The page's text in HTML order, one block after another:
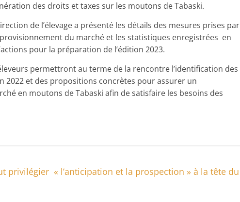
des droits et taxes sur les moutons de Tabaski.
de l’élevage a présenté les détails des mesures prises par
du marché et les statistiques enregistrées en
pour la préparation de l’édition 2023.
permettront au terme de la rencontre l’identification des
2022 et des propositions concrètes pour assurer un
en moutons de Tabaski afin de satisfaire les besoins des
privilégier « l’anticipation et la prospection » à la tête du